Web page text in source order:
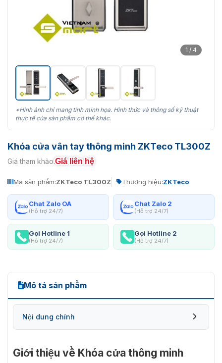
1 / 4
*Hình ảnh chỉ mang tính minh họa. Hình thức và thông số kỹ thuật
thực tế của sản phẩm có thể khác.
Khóa cửa vân tay thông minh ZKTeco TL300Z
Giá tham khảo:Giá liên hệ
Mã sản phẩm:ZKTeco TL300Z Thương hiệu:ZKTeco
Chat Zalo OA
(Hỗ trợ 24/7)
Chat Zalo 2
(Hỗ trợ 24/7)
Gọi Hotline 1
(Hỗ trợ 24/7)
Gọi Hotline 2
(Hỗ trợ 24/7)
Mô tả sản phẩm
Nội dung chính
TL300Z
Giới thiệu về Khóa cửa thông minh